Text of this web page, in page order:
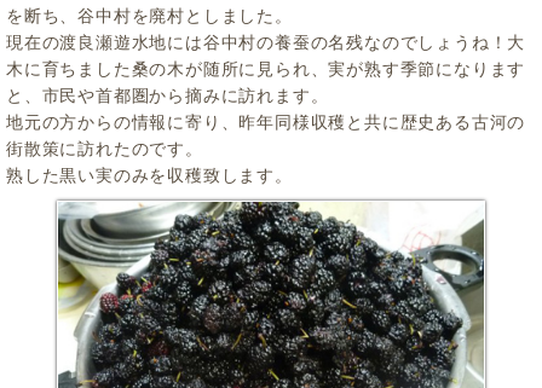
を断ち、谷中村を廃村としました。
現在の渡良瀬遊水地には谷中村の養蚕の名残なのでしょうね！大
木に育ちました桑の木が随所に見られ、実が熟す季節になります
と、市民や首都圏から摘みに訪れます。
地元の方からの情報に寄り、昨年同様収穫と共に歴史ある古河の
街散策に訪れたのです。
熟した黒い実のみを収穫致します。